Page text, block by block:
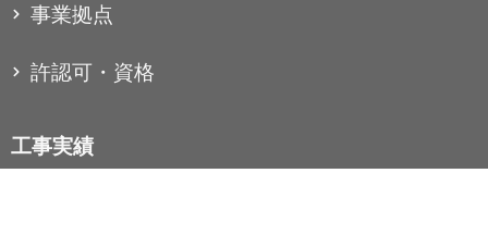
事業拠点
許認可・資格
工事実績